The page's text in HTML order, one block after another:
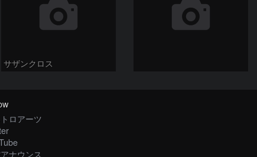
サザンクロス
ロアーツ
ナウンス